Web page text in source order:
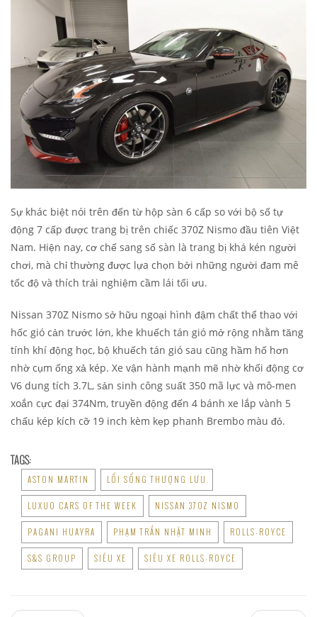
Sự khác biệt nói trên đến từ hộp sàn 6 cấp so với bộ số tự
động 7 cấp được trang bị trên chiếc 370Z Nismo đầu tiên Việt
Nam. Hiện nay, cơ chế sang số sàn là trang bị khá kén người
chơi, mà chỉ thường được lựa chọn bởi những người đam mê
tốc độ và thích trải nghiệm cầm lái tối ưu.
Nissan 370Z Nismo sở hữu ngoại hình đậm chất thể thao với
hốc gió cản trước lớn, khe khuếch tán gió mở rộng nhằm tăng
tính khí động học, bộ khuếch tán gió sau cũng hầm hố hơn
nhờ cụm ống xả kép. Xe vận hành mạnh mẽ nhờ khối động cơ
V6 dung tích 3.7L, sản sinh công suất 350 mã lực và mô-men
xoắn cực đại 374Nm, truyền động đến 4 bánh xe lắp vành 5
chấu kép kích cỡ 19 inch kèm kẹp phanh Brembo màu đỏ.
TAGS:
ASTON MARTIN LỐI SỐNG THƯỢNG LƯU
LUXUO CARS OF THE WEEK NISSAN 370Z NISMO
PAGANI HUAYRA PHẠM TRẦN NHẬT MINH ROLLS-ROYCE
S&S GROUP SIÊU XE SIÊU XE ROLLS-ROYCE